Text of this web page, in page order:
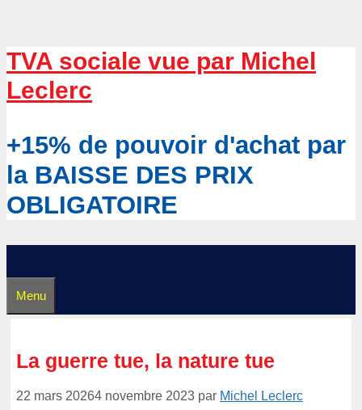
TVA sociale vue par Michel
Leclerc
+15% de pouvoir d'achat par
la BAISSE DES PRIX
OBLIGATOIRE
Menu
La guerre tue, la nature tue
22 mars 20264 novembre 2023 par Michel Leclerc